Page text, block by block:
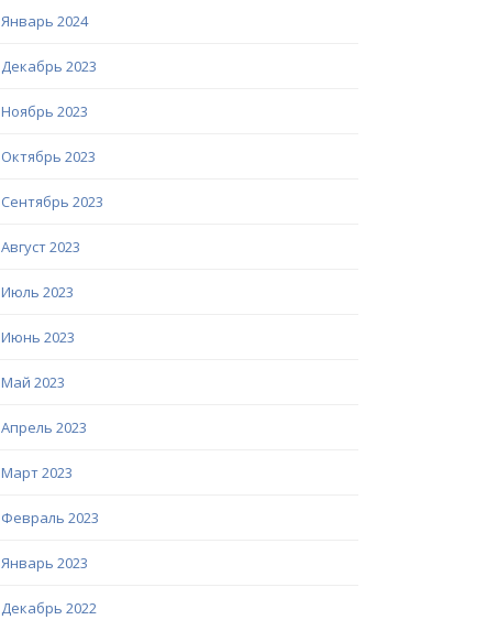
Январь 2024
Декабрь 2023
Ноябрь 2023
Октябрь 2023
Сентябрь 2023
Август 2023
Июль 2023
Июнь 2023
Май 2023
Апрель 2023
Март 2023
Февраль 2023
Январь 2023
Декабрь 2022